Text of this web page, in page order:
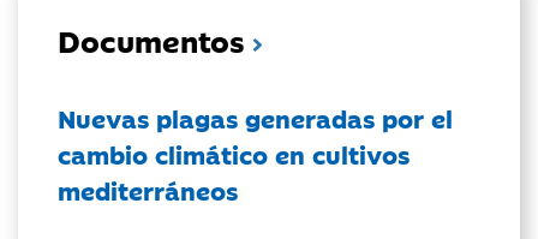
Documentos
Nuevas plagas generadas por el
cambio climático en cultivos
mediterráneos